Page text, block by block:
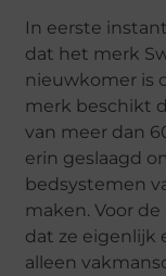
In eerste
dat het merk
nieuwkomer is
merk beschikt
van meer dan
erin geslaagd
bedsystemen
maken. Voor
dat ze eigenlijk
alleen